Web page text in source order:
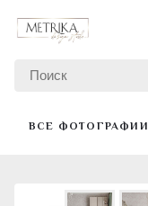
ВСЕ ФОТОГРАФИИ